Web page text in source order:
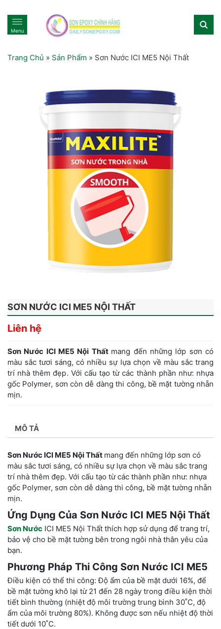
Menu
Trang Chủ » Sản Phẩm » Sơn Nước ICI ME5 Nội Thất
SƠN NƯỚC ICI ME5 NỘI THẤT
Liên hệ
Sơn Nước ICI ME5 Nội Thất mang đến những lớp sơn có
màu sắc tươi sáng, có nhiều sự lựa chọn về màu sắc trang
trí nhà thêm đẹp. Với cấu tạo từ các thành phần như: nhựa
gốc Polymer, sơn còn dễ dàng thi công, bề mặt tường nhẵn
mịn.
MÔ TẢ
Sơn Nước ICI ME5 Nội Thất mang đến những lớp sơn có
màu sắc tươi sáng, có nhiều sự lựa chọn về màu sắc trang
trí nhà thêm đẹp. Với cấu tạo từ các thành phần như: nhựa
gốc Polymer, sơn còn dễ dàng thi công, bề mặt tường nhẵn
mịn.
Ứng Dụng Của Sơn Nước ICI ME5 Nội Thất
Sơn Nước ICI ME5 Nội Thất thích hợp sử dụng để trang trí,
bảo vệ cho bề mặt tường bên trong ngôi nhà thân yêu của
bạn.
Phương Pháp Thi Công Sơn Nước ICI ME5
Điều kiện có thể thi công: Độ ẩm của bề mặt dưới 16%, để
bề mặt tường khô lại từ 21 đến 28 ngày trong điều kiện thời
tiết bình thường (nhiệt độ môi trường trung bình 30˚C, độ
ẩm của môi trường 80%). Không được sơn nếu nhiệt độ thời
tiết dưới 10˚C.